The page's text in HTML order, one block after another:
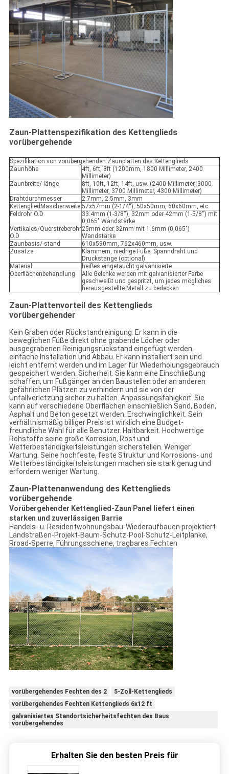
Zaun-Plattenspezifikation des Kettenglieds
vorübergehende
Spezifikation von vorübergehenden Zaunplatten des Kettenglieds
Zaunhöhe
4ft, 6ft, 8ft (1200mm, 1800 Millimeter, 2400
Millimeter)
Zaunbreite/-länge
8ft, 10ft, 12ft, 14ft, usw. (2400 Millimeter, 3000
Millimeter, 3700 Millimeter, 4300 Millimeter)
Drahtdurchmesser
2.7mm, 2.5mm, 3mm
KettengliedMaschenweite 57x57mm (2-1/4“), 50x50mm, 60x60mm, etc.
Feldrohr O.D
33.4mm (1-3/8“), 32mm oder 42mm (1-5/8“) mit
0,065" Wandstärke
Vertikales/Querstreberohr
O.D
25mm oder 32mm mit 1.6mm (0,065")
Wandstärke
Zaunbasis/-stand
610x590mm, 762x460mm, usw.
Zusätze
Klammern, niedrige Füße, Spanndraht und
Druckstange (optional)
Material
heißes eingetaucht galvanisierte
Oberflächenbehandlung
Alle Gelenke werden mit galvanisierter Farbe
geschweißt und gespritzt, um jedes mögliches
herausgestellte Metall zu bedecken
Zaun-Plattenvorteil des Kettenglieds
vorübergehender
Kein Graben oder Rückstandreinigung. Er kann in die
beweglichen Füße direkt ohne grabende Löcher oder
ausgegrabenen Reinigungsrückstand eingefügt werden.
einfache Installation und Abbau. Er kann installiert sein und
leicht entfernt werden und im Lager für Wiederholungsgebrauch
gespeichert werden. Sicherheit. Sie kann eine Einschließung
schaffen, um Fußgänger an den Baustellen oder an anderen
gefährlichen Plätzen zu verhindern und sie von der
Unfallverletzung sicher zu halten. Anpassungsfähigkeit. Sie
kann auf verschiedene Oberflächen einschließlich Sand, Boden,
Asphalt und Beton gesetzt werden. Erschwinglichkeit. Sein
verhältnismäßig billiger Preis ist wirklich eine Budget-
freundliche Wahl für alle Benutzer. Haltbarkeit. Hochwertige
Rohstoffe seine große Korrosion, Rost und
Wetterbeständigkeitsleistungen sicherstellen. Weniger
Wartung. Seine hochfeste, feste Struktur und Korrosions- und
Wetterbeständigkeitsleistungen machen sie stark genug und
erfordern weniger Wartung.
Zaun-Plattenanwendung des Kettenglieds
vorübergehende
Vorübergehender Kettenglied-Zaun Panel liefert einen
starken und zuverlässigen Barrie
Handels- u. Residentwohnungsbau-Wiederaufbauen projektiert
Landstraßen-Projekt-Baum-Schutz-Pool-Schutz-Leitplanke,
Rroad-Sperre, Führungsschiene, tragbares Fechten
vorübergehendes Fechten des 2
5-Zoll-Kettenglieds
vorübergehendes Fechten Kettenglieds 6x12 ft
galvanisiertes Standortsicherheitsfechten des Baus
vorübergehendes
Erhalten Sie den besten Preis für